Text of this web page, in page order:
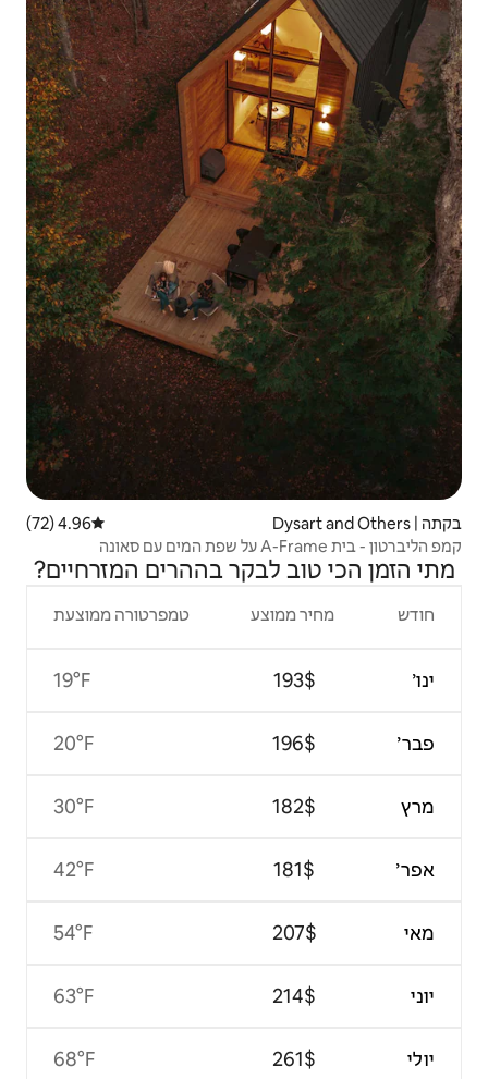
דירוג ממוצע של 4.96 מתוך 5, 72 ביקורות
4.96 (72)
בההרים המזרחיים?
טמפרטורה ממוצעת
19°F
20°F
30°F
42°F
54°F
63°F
68°F